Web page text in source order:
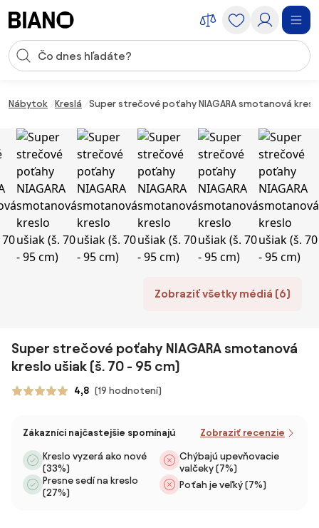
Vstup pre vyhľadávanie
Nábytok Kreslá Super strečové poťahy NIAGARA smotanová
Zobraziť všetky médiá (6)
Super strečové poťahy NIAGARA smotanová
kreslo ušiak (š. 70 - 95 cm)
4,8 (19 hodnotení)
Zákazníci najčastejšie spomínajú Zobraziť recenzie
Kreslo vyzerá ako nové
(33%)
Presne sedí na kreslo
(27%)
Chýbajú upevňovacie
valčeky (7%)
Poťah je veľký (7%)